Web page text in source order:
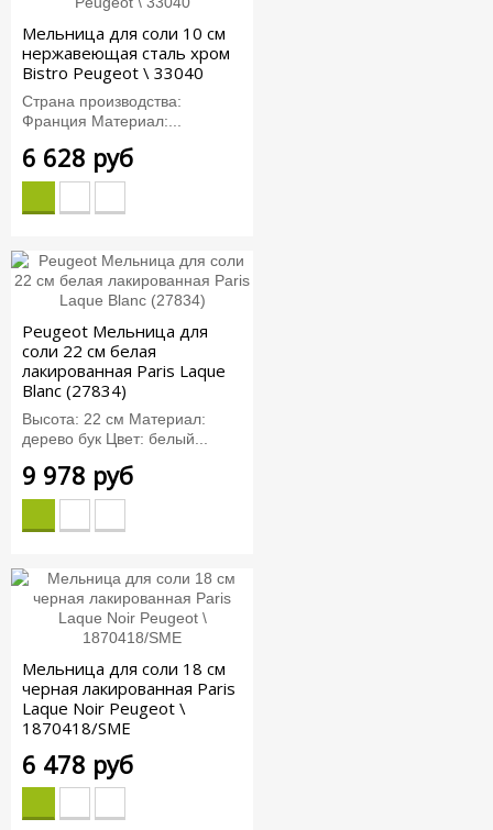
Мельница для соли 10 см
нержавеющая сталь хром
Bistro Peugeot \ 33040
Страна производства:
Франция Материал:...
6 628 руб
Peugeot Мельница для
соли 22 см белая
лакированная Paris Laque
Blanc (27834)
Высота: 22 см Материал:
дерево бук Цвет: белый...
9 978 руб
Мельница для соли 18 см
черная лакированная Paris
Laque Noir Peugeot \
1870418/SME
6 478 руб